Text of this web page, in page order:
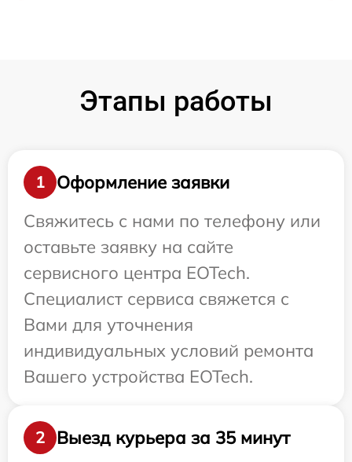
Этапы работы
1
Оформление заявки
Свяжитесь с нами по телефону или
оставьте заявку на сайте
сервисного центра EOTech.
Специалист сервиса свяжется с
Вами для уточнения
индивидуальных условий ремонта
Вашего устройства EOTech.
2 Выезд курьера за 35 минут